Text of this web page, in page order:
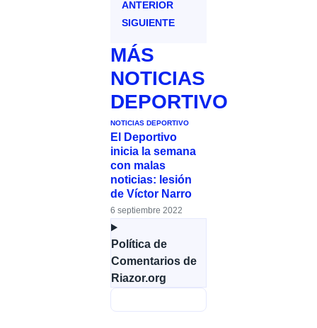
ANTERIOR
SIGUIENTE
MÁS
NOTICIAS
DEPORTIVO
NOTICIAS DEPORTIVO
El Deportivo
inicia la semana
con malas
noticias: lesión
de Víctor Narro
6 septiembre 2022
Política de
Comentarios de
Riazor.org